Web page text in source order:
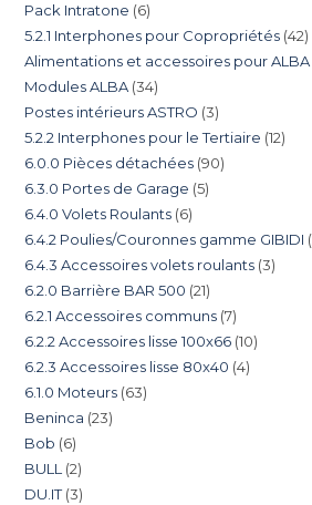
Pack Intratone 6
5.2.1 Interphones pour Copropriétés 42
Alimentations et accessoires pour ALBA
Modules ALBA 34
Postes intérieurs ASTRO 3
5.2.2 Interphones pour le Tertiaire 12
6.0.0 Pièces détachées 90
6.3.0 Portes de Garage 5
6.4.0 Volets Roulants 6
6.4.2 Poulies/Couronnes gamme GIBIDI
6.4.3 Accessoires volets roulants 3
6.2.0 Barrière BAR 500 21
6.2.1 Accessoires communs 7
6.2.2 Accessoires lisse 100x66 10
6.2.3 Accessoires lisse 80x40 4
6.1.0 Moteurs 63
Beninca 23
Bob 6
BULL 2
DU.IT 3